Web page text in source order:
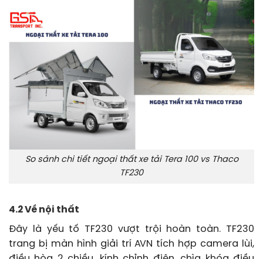
So sánh chi tiết ngoại thất xe tải Tera 100 vs Thaco
TF230
4.2 Về nội thất
Đây là yếu tố TF230 vượt trội hoàn toàn. TF230
trang bị màn hình giải trí AVN tích hợp camera lùi,